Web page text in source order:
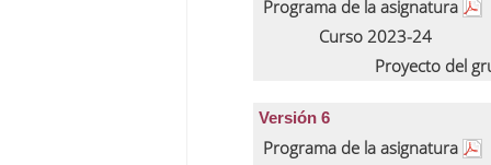
Programa de la asignatura
Curso 2023-24
Proyecto del
Versión 6
Programa de la asignatura